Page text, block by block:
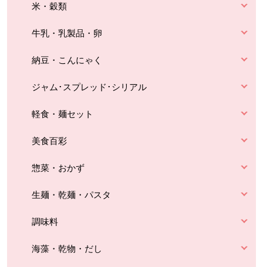
米・穀類
牛乳・乳製品・卵
納豆・こんにゃく
ジャム･スプレッド･シリアル
軽食・麺セット
美食百彩
惣菜・おかず
生麺・乾麺・パスタ
調味料
海藻・乾物・だし